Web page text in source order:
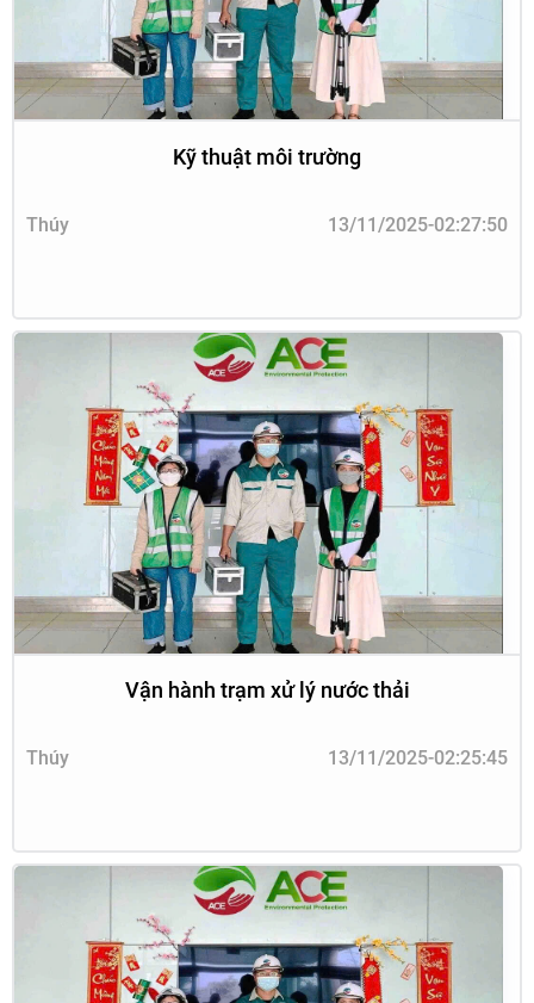
Kỹ thuật môi trường
Thúy 13/11/2025-02:27:50
Vận hành trạm xử lý nước thải
Thúy 13/11/2025-02:25:45